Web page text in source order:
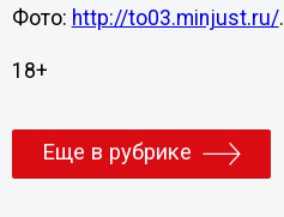
Фото: http://to03.minjust.ru/.
18+
Еще в рубрике